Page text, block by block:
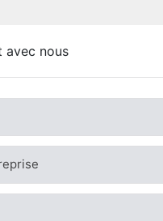
avec nous